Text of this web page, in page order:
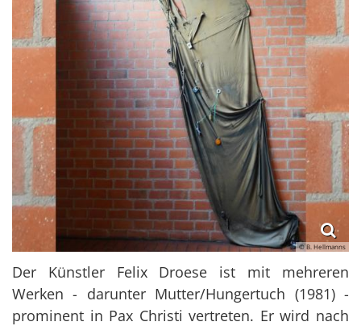
© B. Hellmanns
Der Künstler Felix Droese ist mit mehreren
Werken - darunter Mutter/Hungertuch (1981) -
prominent in Pax Christi vertreten. Er wird nach